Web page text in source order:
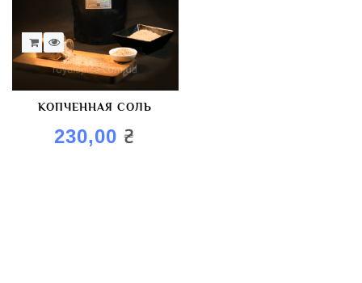
КОПЧЕННАЯ СОЛЬ
230,00₴